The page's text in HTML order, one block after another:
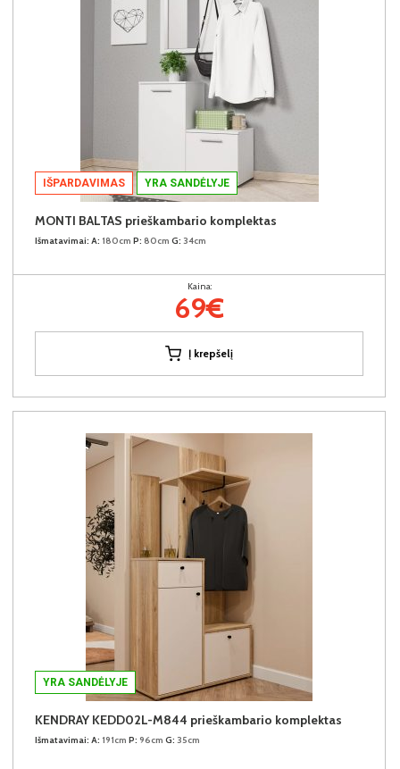
IŠPARDAVIMAS YRA SANDĖLYJE
MONTI BALTAS prieškambario komplektas
Išmatavimai: A: 180cm P: 80cm G: 34cm
Kaina:
69€
Į krepšelį
YRA SANDĖLYJE
KENDRAY KEDD02L-M844 prieškambario komplektas
Išmatavimai: A: 191cm P: 96cm G: 35cm